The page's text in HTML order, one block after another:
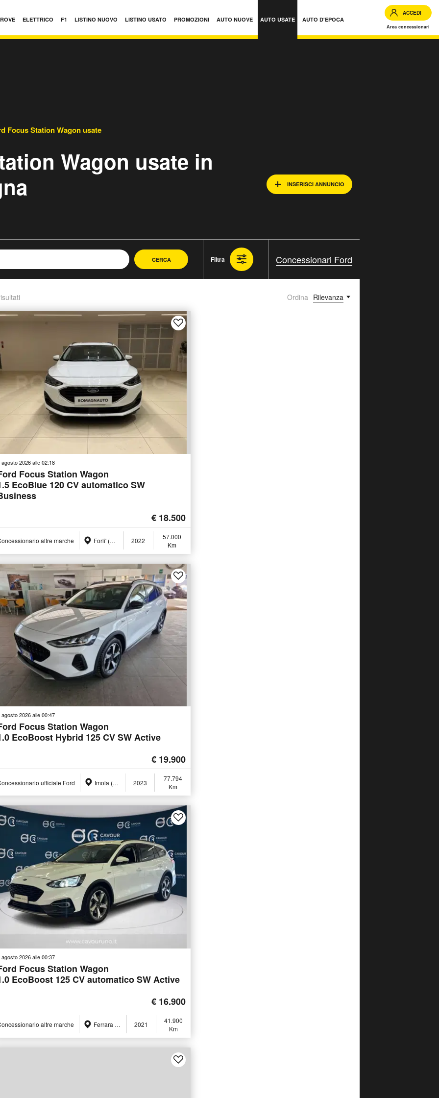
ELETTRICO F1 LISTINO NUOVO LISTINO USATO PROMOZIONI AUTO NUOVE AUTO USATE AUTO D'EPOCA
ACCEDI
Area concessionari
Focus Station Wagon usate
Wagon usate in
INSERISCI ANNUNCIO
CERCA Filtra Concessionari Ford
Ordina Rilevanza
agosto 2026 alle 02:18
Focus Station Wagon
EcoBlue 120 CV automatico SW
€ 18.500
altre marche Forli' (FC) 2022
57.000
Km
agosto 2026 alle 00:47
Focus Station Wagon
EcoBoost Hybrid 125 CV SW Active
€ 19.900
ufficiale Ford Imola (BO) 2023
77.794
Km
agosto 2026 alle 00:37
Focus Station Wagon
EcoBoost 125 CV automatico SW Active
€ 16.900
altre marche Ferrara (FE) 2021
41.900
Km